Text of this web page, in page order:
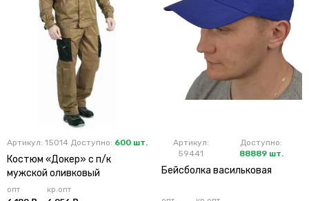
Артикул: 15014 Доступно: 600 шт.
Костюм «Докер» с п/к
мужской оливковый
опт кр.опт
Артикул:
59441
Доступно:
88889 шт.
Бейсболка васильковая